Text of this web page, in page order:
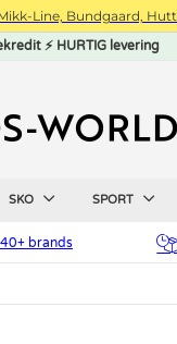
Line, Bundgaard,
⚡ HURTIG levering
SKO SPORT
brands